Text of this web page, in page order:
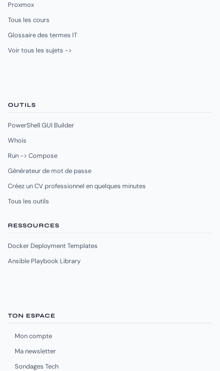
Proxmox
Tous les cours
Glossaire des termes IT
Voir tous les sujets ->
OUTILS
PowerShell GUI Builder
Whois
Run -> Compose
Générateur de mot de passe
Créez un CV professionnel en quelques minutes
Tous les outils
RESSOURCES
Docker Deployment Templates
Ansible Playbook Library
TON ESPACE
Mon compte
Ma newsletter
Sondages Tech